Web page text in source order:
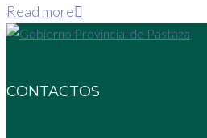
Read more
CONTACTOS